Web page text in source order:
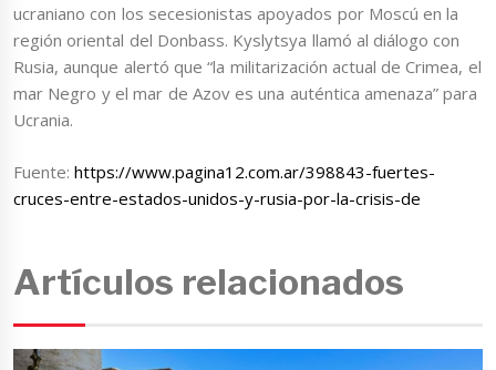
ucraniano con los secesionistas apoyados por Moscú en la
región oriental del Donbass. Kyslytsya llamó al diálogo con
Rusia, aunque alertó que “la militarización actual de Crimea, el
mar Negro y el mar de Azov es una auténtica amenaza” para
Ucrania.
Fuente:https://www.pagina12.com.ar/398843-fuertes-
cruces-entre-estados-unidos-y-rusia-por-la-crisis-de
Artículos relacionados